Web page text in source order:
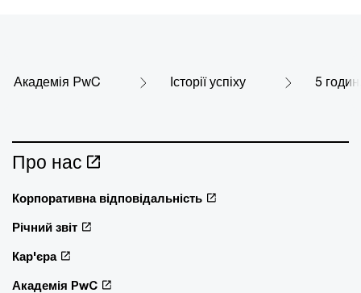
Академія PwC Історії успіху 5
Про нас
Корпоративна відповідальність
Річний звіт
Кар'єра
Академія PwC